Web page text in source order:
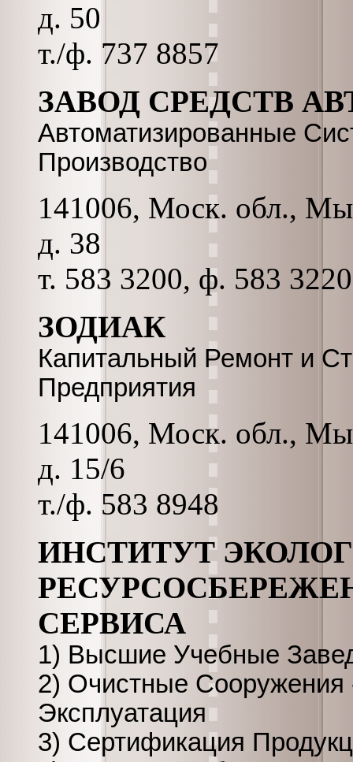
д. 50
т./ф. 737 8857
ЗАВОД СРЕДСТВ
Автоматизированные
Производство
141006, Моск. обл.,
д. 38
т. 583 3200, ф. 583 3220
ЗОДИАК
Капитальный Ремонт и
Предприятия
141006, Моск. обл.,
д. 15/6
т./ф. 583 8948
ИНСТИТУТ
СЕРВИСА
1) Высшие Учебные
2) Очистные Сооружения
Эксплуатация
3) Сертификация